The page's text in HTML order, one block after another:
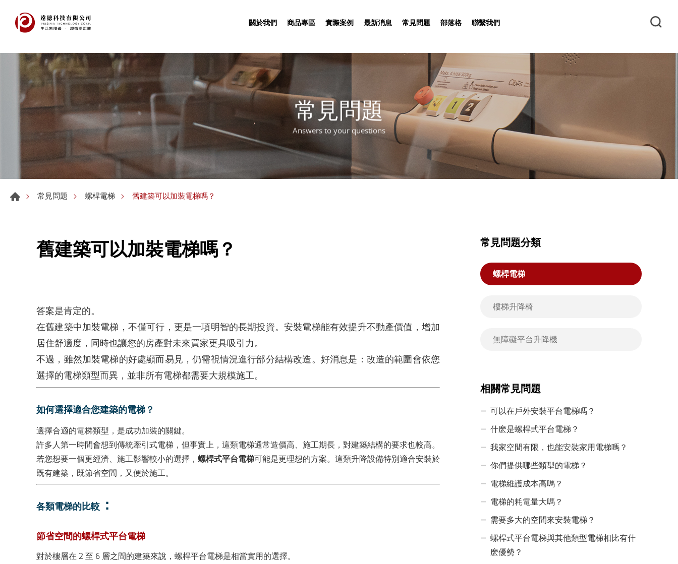
關於我們 商品專區 實際案例 最新消息 常見問題 部落格 聯繫我們
常見問題
Answers to your questions
常見問題 螺桿電梯 舊建築可以加裝電梯嗎？
舊建築可以加裝電梯嗎？
答案是肯定的。
在舊建築中加裝電梯，不僅可行，更是一項明智的長期投資。安裝電梯能有效提升不動產價值，增加
居住舒適度，同時也讓您的房產對未來買家更具吸引力。
不過，雖然加裝電梯的好處顯而易見，仍需視情況進行部分結構改造。好消息是：改造的範圍會依您
選擇的電梯類型而異，並非所有電梯都需要大規模施工。
如何選擇適合您建築的電梯？
選擇合適的電梯類型，是成功加裝的關鍵。
許多人第一時間會想到傳統牽引式電梯，但事實上，這類電梯通常造價高、施工期長，對建築結構的要求也較高。
若您想要一個更經濟、施工影響較小的選擇， 螺桿式平台電梯可能是更理想的方案。這類升降設備特別適合安裝於
既有建築，既節省空間，又便於施工。
各類電梯的比較 ：
節省空間的螺桿式平台電梯
對於樓層在 2 至 6 層之間的建築來說，螺桿平台電梯是相當實用的選擇。
常見問題分類
螺桿電梯
樓梯升降椅
無障礙平台升降機
相關常見問題
可以在戶外安裝平台電梯嗎？
什麽是螺桿式平台電梯？
我家空間有限，也能安裝家用電梯嗎？
你們提供哪些類型的電梯？
電梯維護成本高嗎？
電梯的耗電量大嗎？
需要多大的空間來安裝電梯？
螺桿式平台電梯與其他類型電梯相比有什
麽優勢？